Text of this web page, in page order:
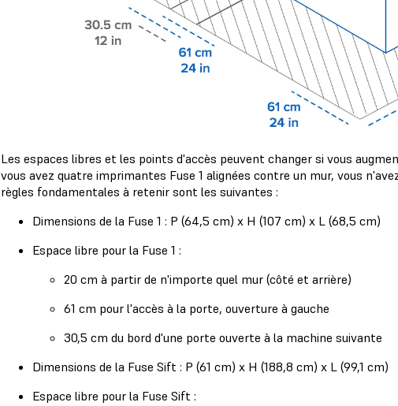
Les espaces libres et les points d'accès peuvent changer si vous
vous avez quatre imprimantes Fuse 1 alignées contre un mur, vous
règles fondamentales à retenir sont les suivantes :
Dimensions de la Fuse 1 : P (64,5 cm) x H (107 cm) x L (68,5 cm)
Espace libre pour la Fuse 1 :
20 cm à partir de n'importe quel mur (côté et arrière)
61 cm pour l'accès à la porte, ouverture à gauche
30,5 cm du bord d'une porte ouverte à la machine suivante
Dimensions de la Fuse Sift : P (61 cm) x H (188,8 cm) x L (99,1 cm)
Espace libre pour la Fuse Sift :